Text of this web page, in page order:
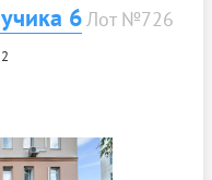
6Лот №726